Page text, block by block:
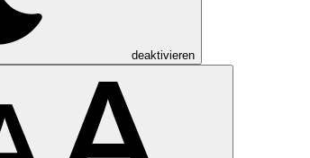
deaktivieren